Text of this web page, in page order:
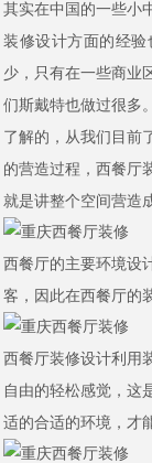
其实在中国的一些小
装修设计方面的经
少，只有在一些商业
们斯戴特也做过很多
了解的，从我们目前
的营造过程，西餐厅
就是讲整个空间营造
西餐厅的主要环境设
客，因此在西餐厅的
西餐厅装修设计利用
自由的轻松感觉，这
适的合适的环境，才